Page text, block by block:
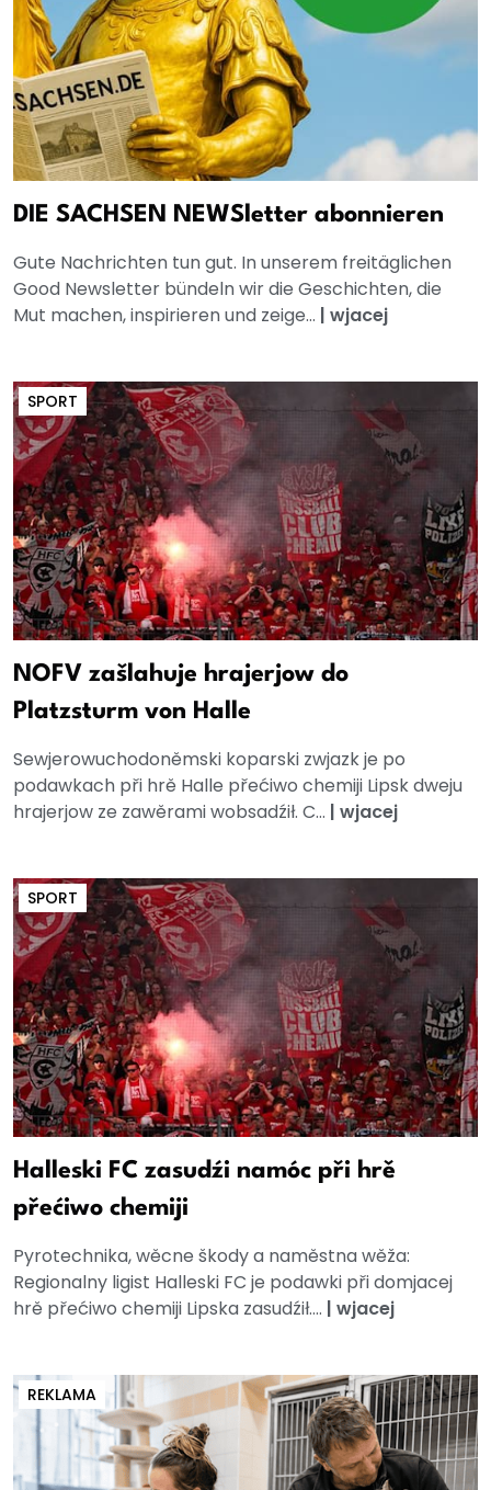
DIE SACHSEN NEWSletter abonnieren
Gute Nachrichten tun gut. In unserem freitäglichen
Good Newsletter bündeln wir die Geschichten, die
Mut machen, inspirieren und zeige... | wjacej
SPORT
NOFV zašlahuje hrajerjow do
Platzsturm von Halle
Sewjerowuchodoněmski koparski zwjazk je po
podawkach při hrě Halle přećiwo chemiji Lipsk dweju
hrajerjow ze zawěrami wobsadźił. C... | wjacej
SPORT
Halleski FC zasudźi namóc při hrě
přećiwo chemiji
Pyrotechnika, wěcne škody a naměstna wěža:
Regionalny ligist Halleski FC je podawki při domjacej
hrě přećiwo chemiji Lipska zasudźił.... | wjacej
REKLAMA